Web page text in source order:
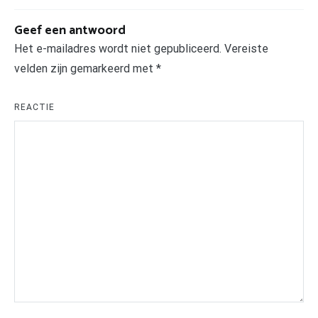
Geef een antwoord
Het e-mailadres wordt niet gepubliceerd. Vereiste
velden zijn gemarkeerd met *
REACTIE